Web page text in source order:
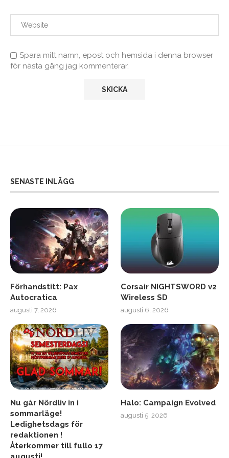
Spara mitt namn, epost och hemsida i denna browser
för nästa gång jag kommenterar.
SENASTE INLÄGG
Förhandstitt: Pax
Autocratica
augusti 7, 2026
Corsair NIGHTSWORD v2
Wireless SD
augusti 6, 2026
Nu går Nördliv in i
sommarläge!
Ledighetsdags för
redaktionen !
Återkommer till fullo 17
Halo: Campaign Evolved
augusti 5, 2026